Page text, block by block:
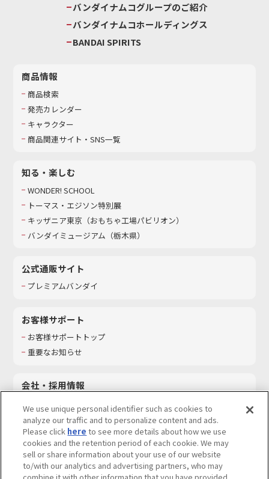
バンダイナムコグループのご紹介
バンダイナムコホールディングス
BANDAI SPIRITS
商品情報
商品検索
発売カレンダー
キャラクター
商品関連サイト・SNS一覧
知る・楽しむ
WONDER! SCHOOL
トーマス・エジソン特別展
キッザニア東京（おもちゃ工場パビリオン）​
バンダイミュージアム（栃木県）
公式通販サイト
プレミアムバンダイ
お客様サポート
お客様サポートトップ
重要なお知らせ
会社・採用情報
採用情報
サステナビリティ
お問い合わせ
We use unique personal identifier such as cookies to
analyze our traffic and to personalize content and ads.
Please click here to see more details about how we use
cookies and the retention period of each cookie. We may
sell or share information about your use of our website
to/with our analytics and advertising partners, who may